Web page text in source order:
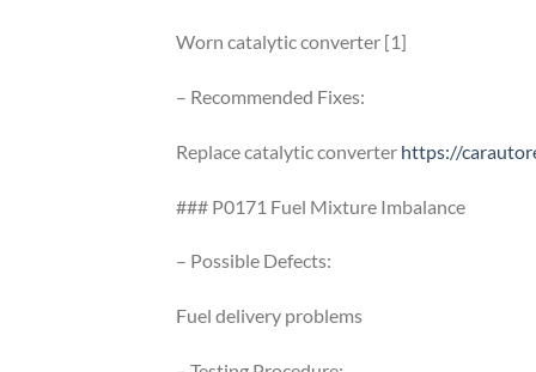
Worn catalytic converter [1]
– Recommended Fixes:
Replace catalytic converter https://
### P0171 Fuel Mixture Imbalance
– Possible Defects:
Fuel delivery problems